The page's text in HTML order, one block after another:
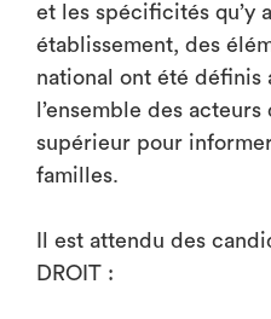
et les spécificités qu’y
établissement, des
national ont été définis
l’ensemble des
supérieur pour
familles.
Il est attendu des
DROIT :